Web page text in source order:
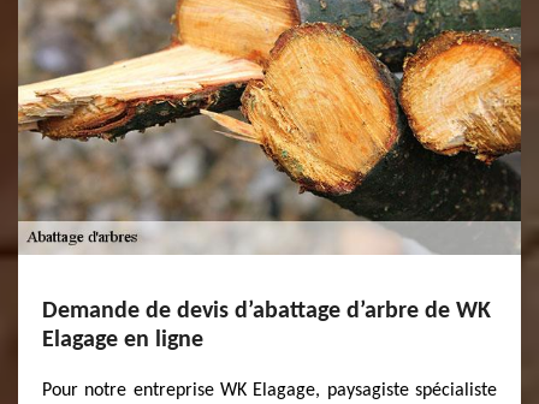
Demande de devis d’abattage d’arbre de WK
Elagage en ligne
Pour notre entreprise WK Elagage, paysagiste spécialiste